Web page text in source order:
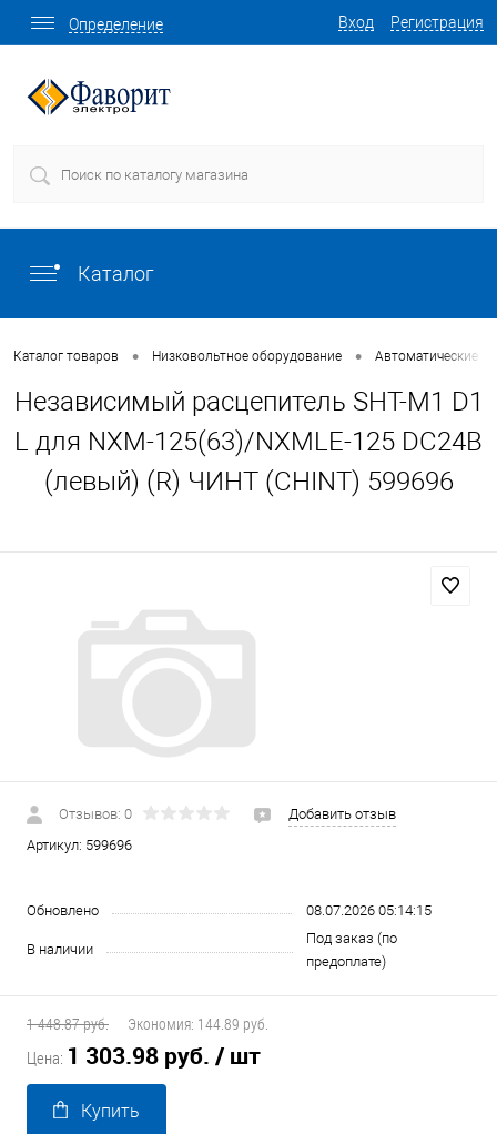
Вход Регистрация
Определение
Каталог
Каталог товаров • Низковольтное оборудование • Автоматические
Независимый расцепитель SHT-M1 D1
L для NXM-125(63)/NXMLE-125 DC24В
(левый) (R) ЧИНТ (CHINT) 599696
Отзывов: 0
Добавить отзыв
Артикул: 599696
Обновлено 08.07.2026 05:14:15
В наличии
Под заказ (по
предоплате)
1 448.87 руб. Экономия: 144.89 руб.
Цена: 1 303.98 руб. / шт
Купить